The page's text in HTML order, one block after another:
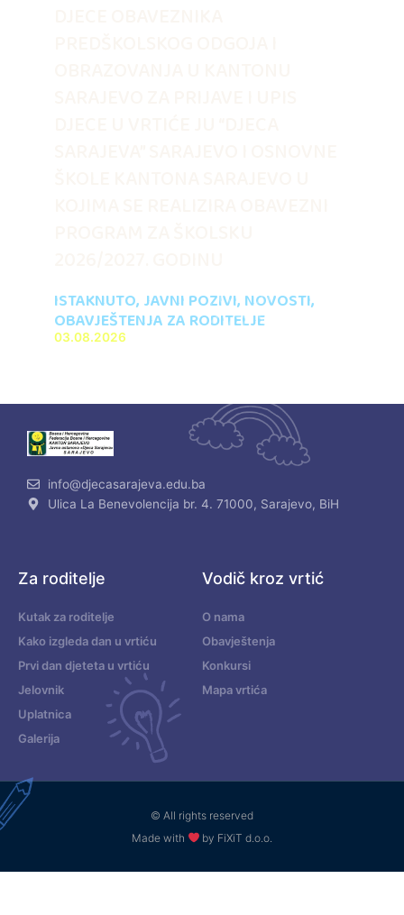
ISTAKNUTO, JAVNI POZIVI, NOVOSTI,
OBAVJEŠTENJA ZA RODITELJE
03.08.2026
info@djecasarajeva.edu.ba
Ulica La Benevolencija br. 4. 71000, Sarajevo, BiH
Za roditelje
Kutak za roditelje
Kako izgleda dan u vrtiću
Prvi dan djeteta u vrtiću
Jelovnik
Uplatnica
Galerija
Vodič kroz vrtić
O nama
Obavještenja
Konkursi
Mapa vrtića
© All rights reserved
Made with
by FiXiT d.o.o.